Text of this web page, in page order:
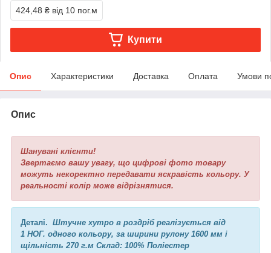
424,48 ₴ від 10 пог.м
Купити
Опис Характеристики Доставка Оплата Умови
Опис
Шанувані клієнти!
Звертаємо вашу увагу, що цифрові фото товару
можуть некоректно передавати яскравість кольору. У
реальності колір може відрізнятися.
Деталі. Штучне хутро в роздріб реалізується від
1 НОГ. одного кольору, за ширини рулону 1600 мм і
щільність 270 г.м Склад: 100% Поліестер